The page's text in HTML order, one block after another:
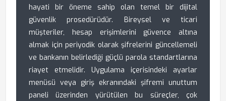
hayati bir öneme sahip olan temel bir dijital
güvenlik prosedürüdür. Bireysel ve ticari
müşteriler, hesap erişimlerini güvence altına
almak için periyodik olarak şifrelerini güncellemeli
ve bankanın belirlediği güçlü parola standartlarına
riayet etmelidir. Uygulama içerisindeki ayarlar
menüsü veya giriş ekranındaki şifremi unuttum
paneli üzerinden yürütülen bu süreçler, çok